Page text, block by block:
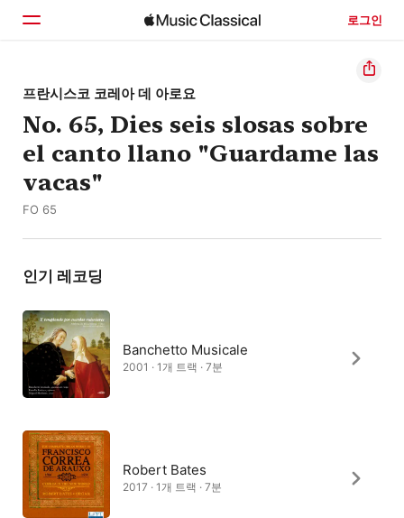
로그인
홈
둘러보기
검색
프란시스코 코레아 데 아로요
No. 65, Dies seis slosas sobre
el canto llano "Guardame las
vacas"
FO 65
인기 레코딩
Banchetto Musicale
2001 · 1개 트랙 · 7분
Robert Bates
2017 · 1개 트랙 · 7분